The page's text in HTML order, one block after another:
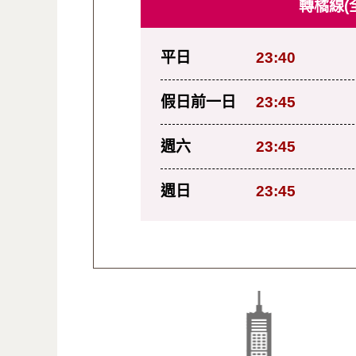
轉橘線(
平日 23:40
假日前一日 23:45
週六 23:45
週日 23:45